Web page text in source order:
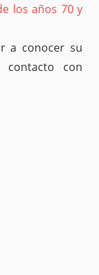
los años 70 y
a conocer su
contacto con